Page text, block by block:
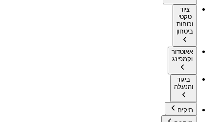
ציוד
טקטי
וכוחות
ביטחון
אאוטדור
וקמפינג
ביגוד
והנעלה
תיקים